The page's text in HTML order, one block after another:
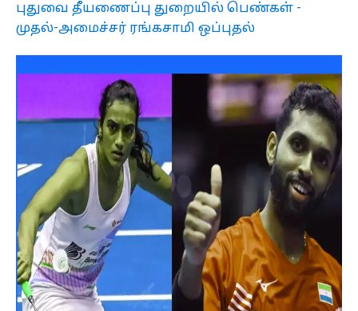
புதுவை தீயணைப்பு துறையில் பெண்கள் -
முதல்-அமைச்சர் ரங்கசாமி ஒப்புதல்